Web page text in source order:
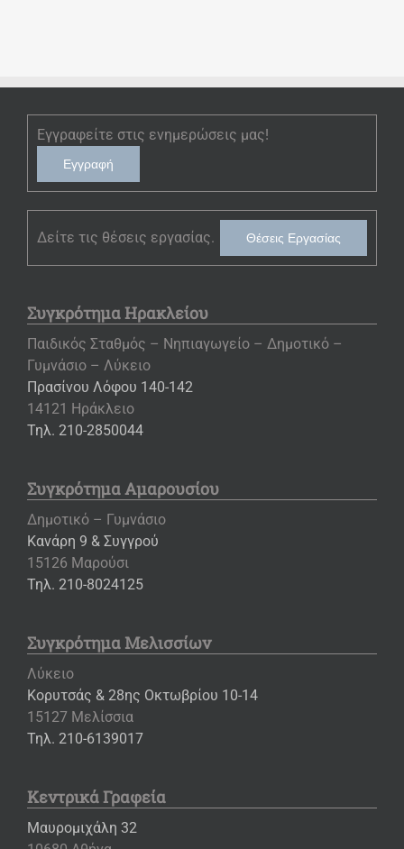
Εγγραφείτε στις ενημερώσεις μας!
Εγγραφή
Δείτε τις θέσεις εργασίας. Θέσεις Εργασίας
Συγκρότημα Ηρακλείου
Παιδικός Σταθμός – Νηπιαγωγείο – Δημοτικό –
Γυμνάσιο – Λύκειο
Πρασίνου Λόφου 140-142
14121 Ηράκλειο
Τηλ. 210-2850044
Συγκρότημα Αμαρουσίου
Δημοτικό – Γυμνάσιο
Κανάρη 9 & Συγγρού
15126 Μαρούσι
Τηλ. 210-8024125
Συγκρότημα Μελισσίων
Λύκειο
Κορυτσάς & 28ης Οκτωβρίου 10-14
15127 Μελίσσια
Τηλ. 210-6139017
Κεντρικά Γραφεία
Μαυρομιχάλη 32